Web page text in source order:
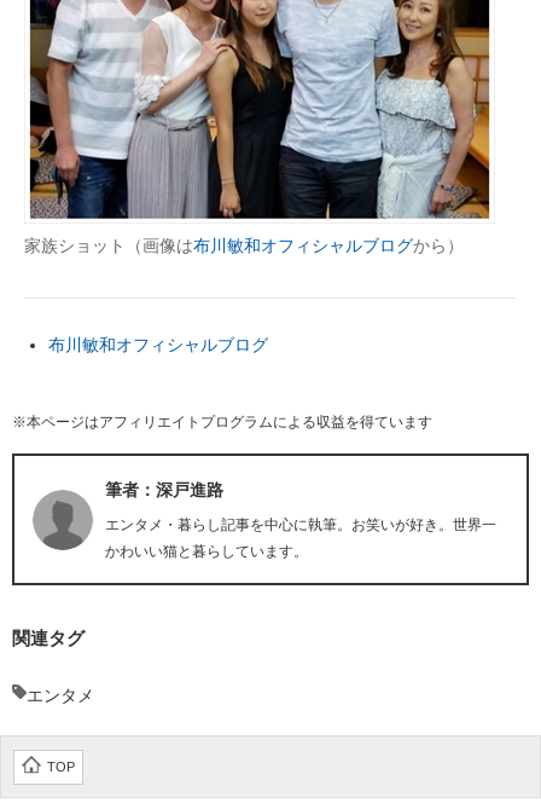
家族ショット（画像は布川敏和オフィシャルブログから）
布川敏和オフィシャルブログ
※本ページはアフィリエイトプログラムによる収益を得ています
筆者：深戸進路
エンタメ・暮らし記事を中心に執筆。お笑いが好き。世界一
かわいい猫と暮らしています。
関連タグ
エンタメ
TOP